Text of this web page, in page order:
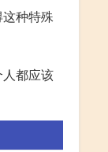
种特殊
都应该